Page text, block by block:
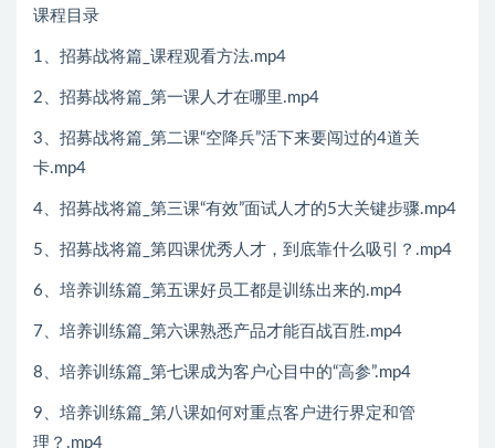
课程目录
1、招募战将篇_课程观看方法.mp4
2、招募战将篇_第一课人才在哪里.mp4
3、招募战将篇_第二课“空降兵”活下来要闯过的4道关
卡.mp4
4、招募战将篇_第三课“有效”面试人才的5大关键步骤.mp4
5、招募战将篇_第四课优秀人才，到底靠什么吸引？.mp4
6、培养训练篇_第五课好员工都是训练出来的.mp4
7、培养训练篇_第六课熟悉产品才能百战百胜.mp4
8、培养训练篇_第七课成为客户心目中的“高参”.mp4
9、培养训练篇_第八课如何对重点客户进行界定和管
理？.mp4